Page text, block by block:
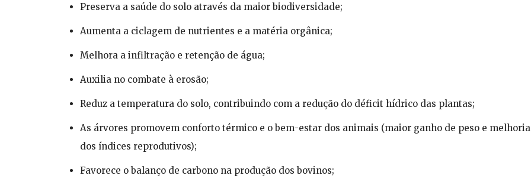
Preserva a saúde do solo através da maior biodiversidade;
Aumenta a ciclagem de nutrientes e a matéria orgânica;
Melhora a infiltração e retenção de água;
Auxilia no combate à erosão;
Reduz a temperatura do solo, contribuindo com a redução do déficit hídrico das plantas;
As árvores promovem conforto térmico e o bem-estar dos animais (maior ganho de peso e melhoria
dos índices reprodutivos);
Favorece o balanço de carbono na produção dos bovinos;